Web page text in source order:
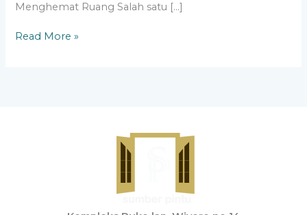
Menghemat Ruang Salah satu […]
Read More »